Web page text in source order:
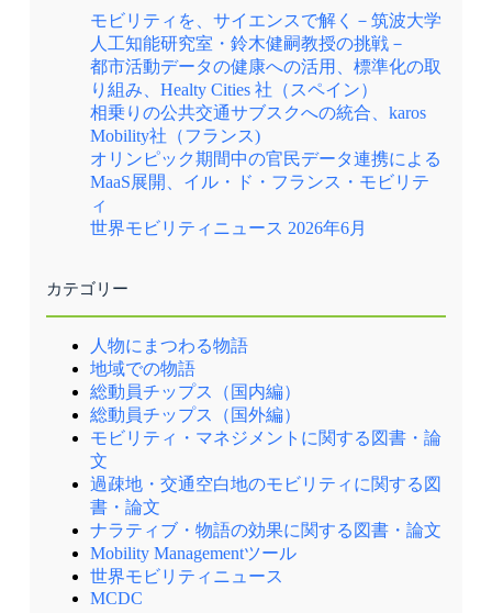
モビリティを、サイエンスで解く－筑波大学
人工知能研究室・鈴木健嗣教授の挑戦－
都市活動データの健康への活用、標準化の取
り組み、Healty Cities 社（スペイン）
相乗りの公共交通サブスクへの統合、karos
Mobility社（フランス)
オリンピック期間中の官民データ連携による
MaaS展開、イル・ド・フランス・モビリテ
ィ
世界モビリティニュース 2026年6月
カテゴリー
人物にまつわる物語
地域での物語
総動員チップス（国内編）
総動員チップス（国外編）
モビリティ・マネジメントに関する図書・論
文
過疎地・交通空白地のモビリティに関する図
書・論文
ナラティブ・物語の効果に関する図書・論文
Mobility Managementツール
世界モビリティニュース
MCDC